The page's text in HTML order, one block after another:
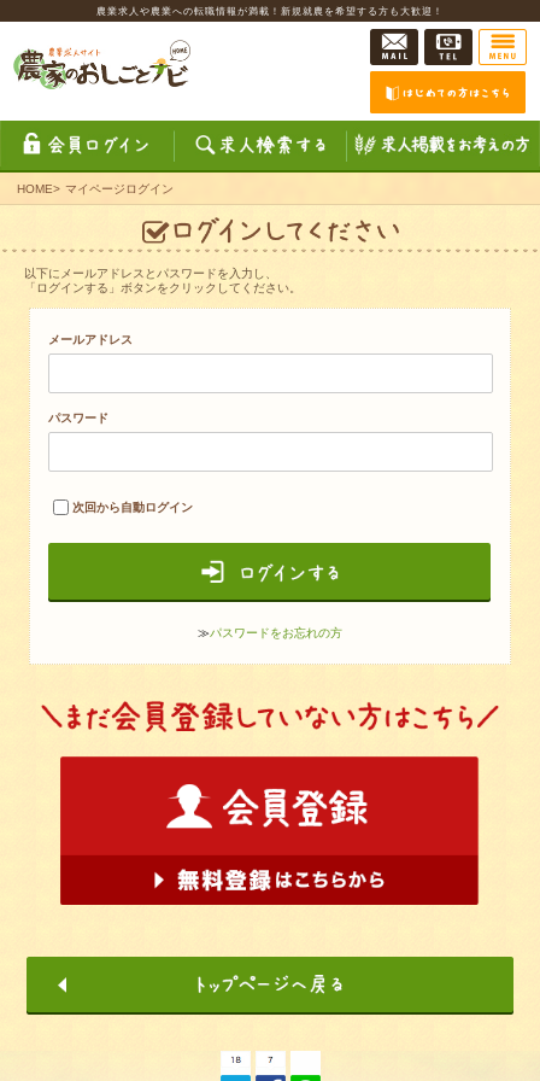
農業求人や農業への転職情報が満載！新規就農を希望する方も大歓迎！
HOME> マイページログイン
以下にメールアドレスとパスワードを入力し、
「ログインする」ボタンをクリックしてください。
メールアドレス
パスワード
次回から自動ログイン
≫パスワードをお忘れの方